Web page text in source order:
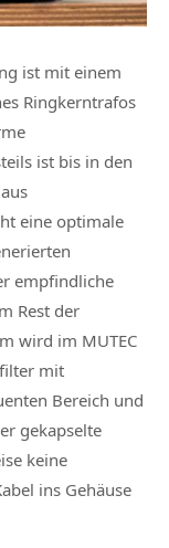
ist mit einem
Ringkerntrafos
ist bis in den
eine optimale
empfindliche
Rest der
wird im MUTEC
mit
Bereich und
gekapselte
keine
ins Gehäuse